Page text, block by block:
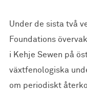
Under de sista två
Foundations
i Kehje Sewen på
växtfenologiska
om periodiskt